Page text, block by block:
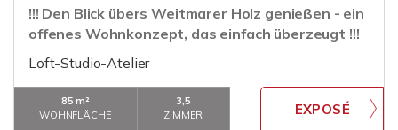
!!! Den Blick übers Weitmarer Holz genießen - ein
offenes Wohnkonzept, das einfach überzeugt !!!
Loft-Studio-Atelier
85 m²
WOHNFLÄCHE
3,5
ZIMMER